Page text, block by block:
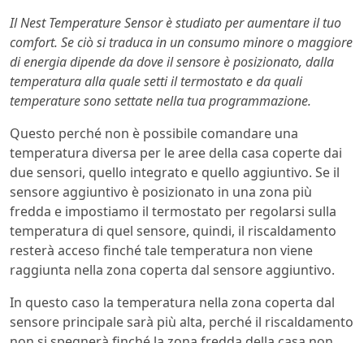
Il Nest Temperature Sensor è studiato per aumentare il tuo
comfort. Se ciò si traduca in un consumo minore o maggiore
di energia dipende da dove il sensore è posizionato, dalla
temperatura alla quale setti il termostato e da quali
temperature sono settate nella tua programmazione.
Questo perché non è possibile comandare una
temperatura diversa per le aree della casa coperte dai
due sensori, quello integrato e quello aggiuntivo. Se il
sensore aggiuntivo è posizionato in una zona più
fredda e impostiamo il termostato per regolarsi sulla
temperatura di quel sensore, quindi, il riscaldamento
resterà acceso finché tale temperatura non viene
raggiunta nella zona coperta dal sensore aggiuntivo.
In questo caso la temperatura nella zona coperta dal
sensore principale sarà più alta, perché il riscaldamento